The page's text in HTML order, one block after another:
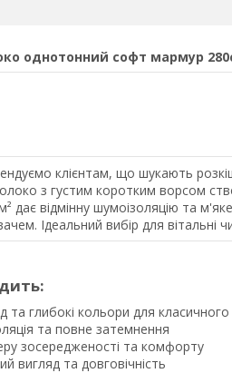
однотонний софт мармур
клієнтам, що шукають
з густим коротким ворсом
дає відмінну шумоізоляцію та
Ідеальний вибір для вітальні
та глибокі кольори для класичного
та повне затемнення
зосередженості та комфорту
вигляд та довговічність